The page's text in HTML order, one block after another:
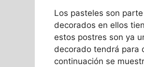
Los pasteles son
decorados en ellos
estos postres son ya
decorado tendrá para
continuación se